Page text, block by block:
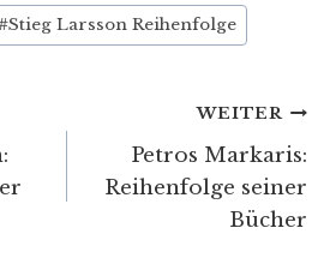
Stieg Larsson Reihenfolge
WEITER
Petros Markaris:
Reihenfolge seiner
Bücher